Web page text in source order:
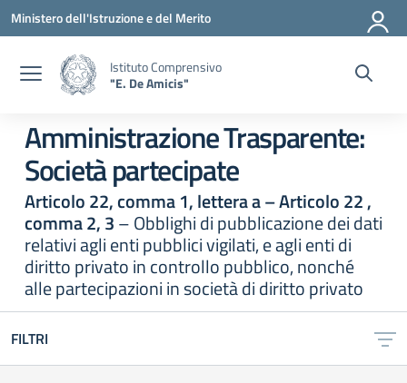
Vai ai contenuti
Vai al menu di navigazione
Vai al footer
Ministero dell'Istruzione e del Merito
Istituto Comprensivo
"E. De Amicis"
Amministrazione Trasparente:
Società partecipate
Articolo 22, comma 1, lettera a – Articolo 22 ,
comma 2, 3– Obblighi di pubblicazione dei dati
relativi agli enti pubblici vigilati, e agli enti di
diritto privato in controllo pubblico, nonché
alle partecipazioni in società di diritto privato
FILTRI